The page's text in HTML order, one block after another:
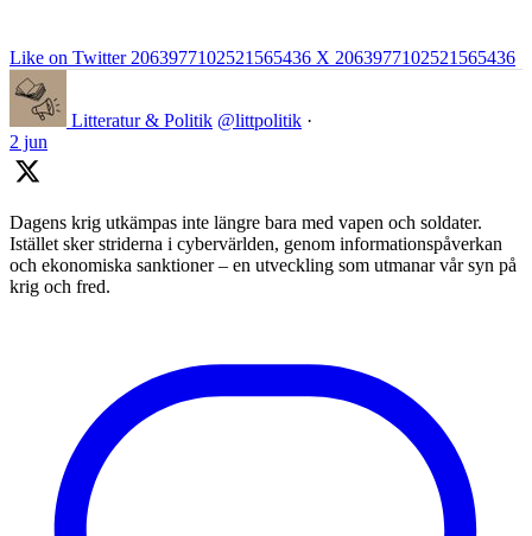
Like on Twitter 2063977102521565436 X 2063977102521565436
Litteratur & Politik @littpolitik ·
2 jun
Dagens krig utkämpas inte längre bara med vapen och soldater.
Istället sker striderna i cybervärlden, genom informationspåverkan
och ekonomiska sanktioner – en utveckling som utmanar vår syn på
krig och fred.